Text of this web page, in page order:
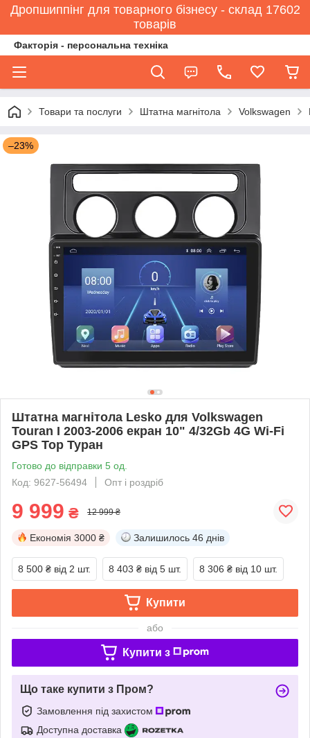
Дропшиппінг для товарного бізнесу - склад 17602
товарів
Факторія - персональна техніка
Товари та послуги Штатна магнітола Volkswagen
–23%
Штатна магнітола Lesko для Volkswagen
Touran I 2003-2006 екран 10" 4/32Gb 4G Wi-Fi
GPS Top Туран
Готово до відправки 5 од.
Код: 9627-56494
Опт і роздріб
9 999 ₴ 12 999 ₴
Економія 3000 ₴ Залишилось 46 днів
8 500 ₴ від 2 шт. 8 403 ₴ від 5 шт. 8 306 ₴ від 10 шт.
Купити
або
Купити з
Що таке купити з Пром?
Замовлення під захистом
Доступна доставка